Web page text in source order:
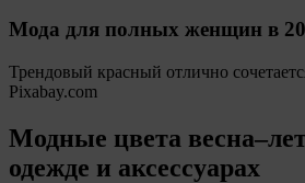
Мода для полных женщин в
Трендовый красный отлично
Pixabay.com
Модные цвета
одежде и аксессуарах